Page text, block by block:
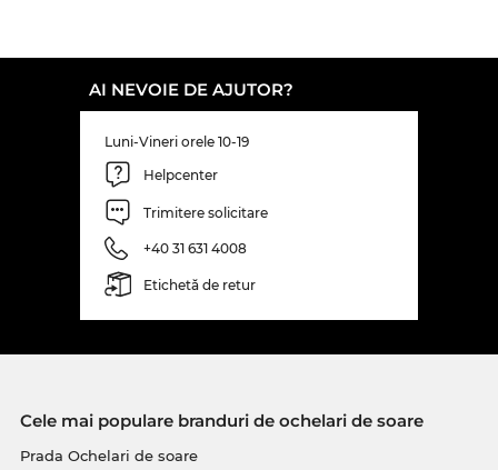
AI NEVOIE DE AJUTOR?
Luni-Vineri orele 10-19
Helpcenter
Trimitere solicitare
+40 31 631 4008
Etichetă de retur
Cele mai populare branduri de ochelari de soare
Prada Ochelari de soare